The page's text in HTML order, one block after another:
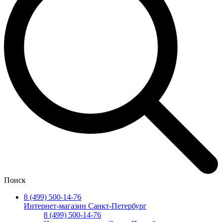
Поиск
8 (499) 500-14-76
Интернет-магазин Санкт-Петербург
8 (499) 500-14-76